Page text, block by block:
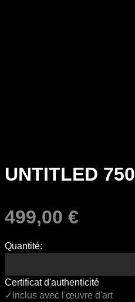
UNTITLED 750
499,00 €
Quantité:
Certificat d'authenticité
✓Inclus avec l'œuvre d'art